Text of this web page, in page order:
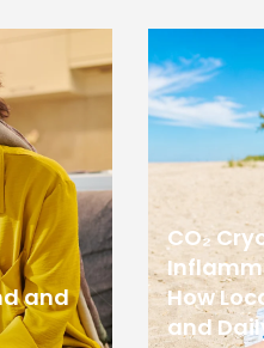
and
CO₂
How
and